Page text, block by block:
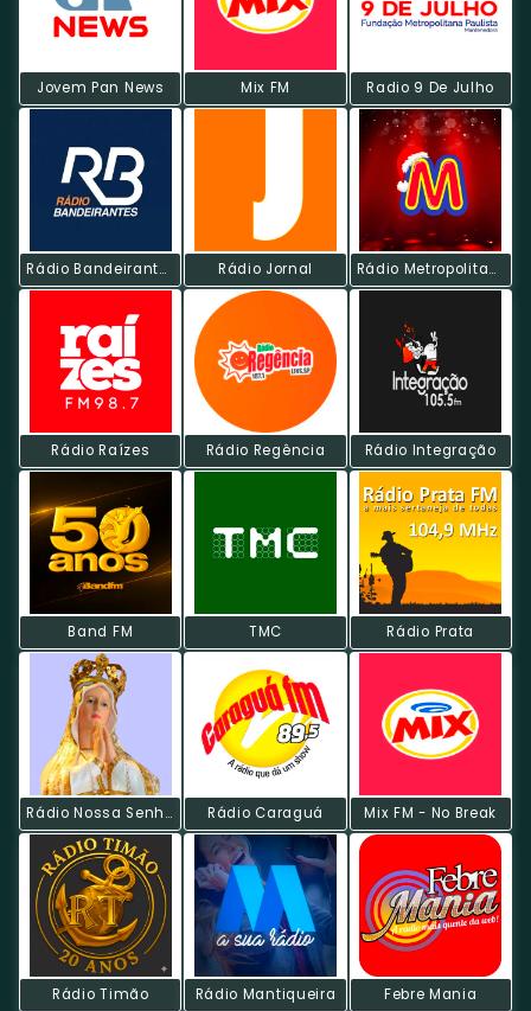
Jovem Pan News Mix FM Radio 9 De Julho
Rádio Bandeirantes AM Rádio Jornal Rádio Metropolitana
Rádio Raízes Rádio Regência Rádio Integração
Band FM TMC Rádio Prata
Rádio Nossa Senhora De Fátima Rádio Caraguá Mix FM - No Break
Rádio Timão Rádio Mantiqueira Febre Mania